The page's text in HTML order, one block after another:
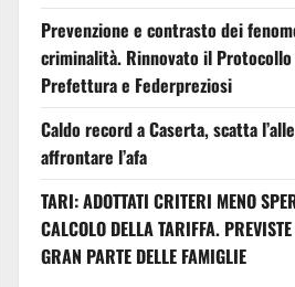
Prevenzione e contrasto dei
criminalità. Rinnovato il Protocollo
Prefettura e Federpreziosi
Caldo record a Caserta, scatta
affrontare l’afa
TARI: ADOTTATI CRITERI MENO
CALCOLO DELLA TARIFFA.
GRAN PARTE DELLE FAMIGLIE